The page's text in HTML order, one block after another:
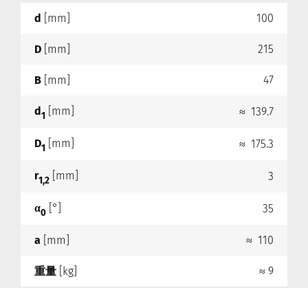
d [mm] 100
D [mm] 215
B [mm] 47
d1 [mm] ≈ 139.7
D1 [mm] ≈ 175.3
r1,2 [mm] 3
α0 [°] 35
a [mm] ≈ 110
重量 [kg] ≈ 9